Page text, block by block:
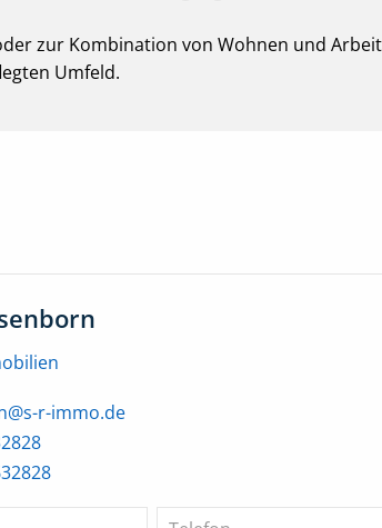
zur Kombination von Wohnen und
Umfeld.
r-immo.de